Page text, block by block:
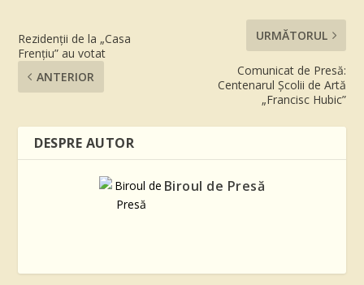
Rezidenții de la „Casa
Frențiu” au votat
ANTERIOR
URMĂTORUL
Comunicat de Presă:
Centenarul Școlii de Artă
„Francisc Hubic”
DESPRE AUTOR
Biroul de Presă